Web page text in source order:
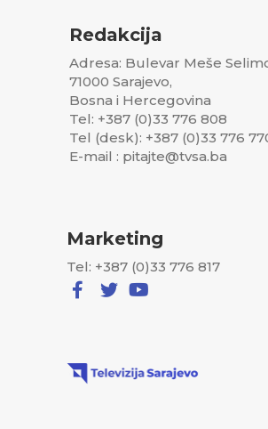
Redakcija
Adresa: Bulevar Meše
71000 Sarajevo,
Bosna i Hercegovina
Tel: +387 (0)33 776 808
Tel (desk): +387 (0)33 776
E-mail : pitajte@tvsa.ba
Marketing
Tel: +387 (0)33 776 817